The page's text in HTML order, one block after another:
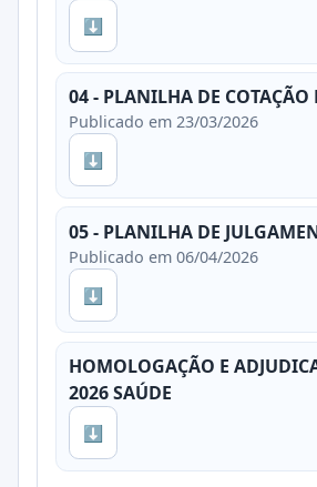
⬇
04 - PLANILHA DE COTAÇÃO
Publicado em 23/03/2026
⬇
05 - PLANILHA DE
Publicado em 06/04/2026
⬇
HOMOLOGAÇÃO E
2026 SAÚDE
⬇